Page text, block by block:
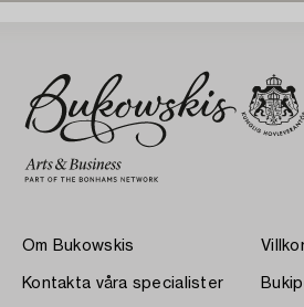
Om Bukowskis
Kontakta våra specialister